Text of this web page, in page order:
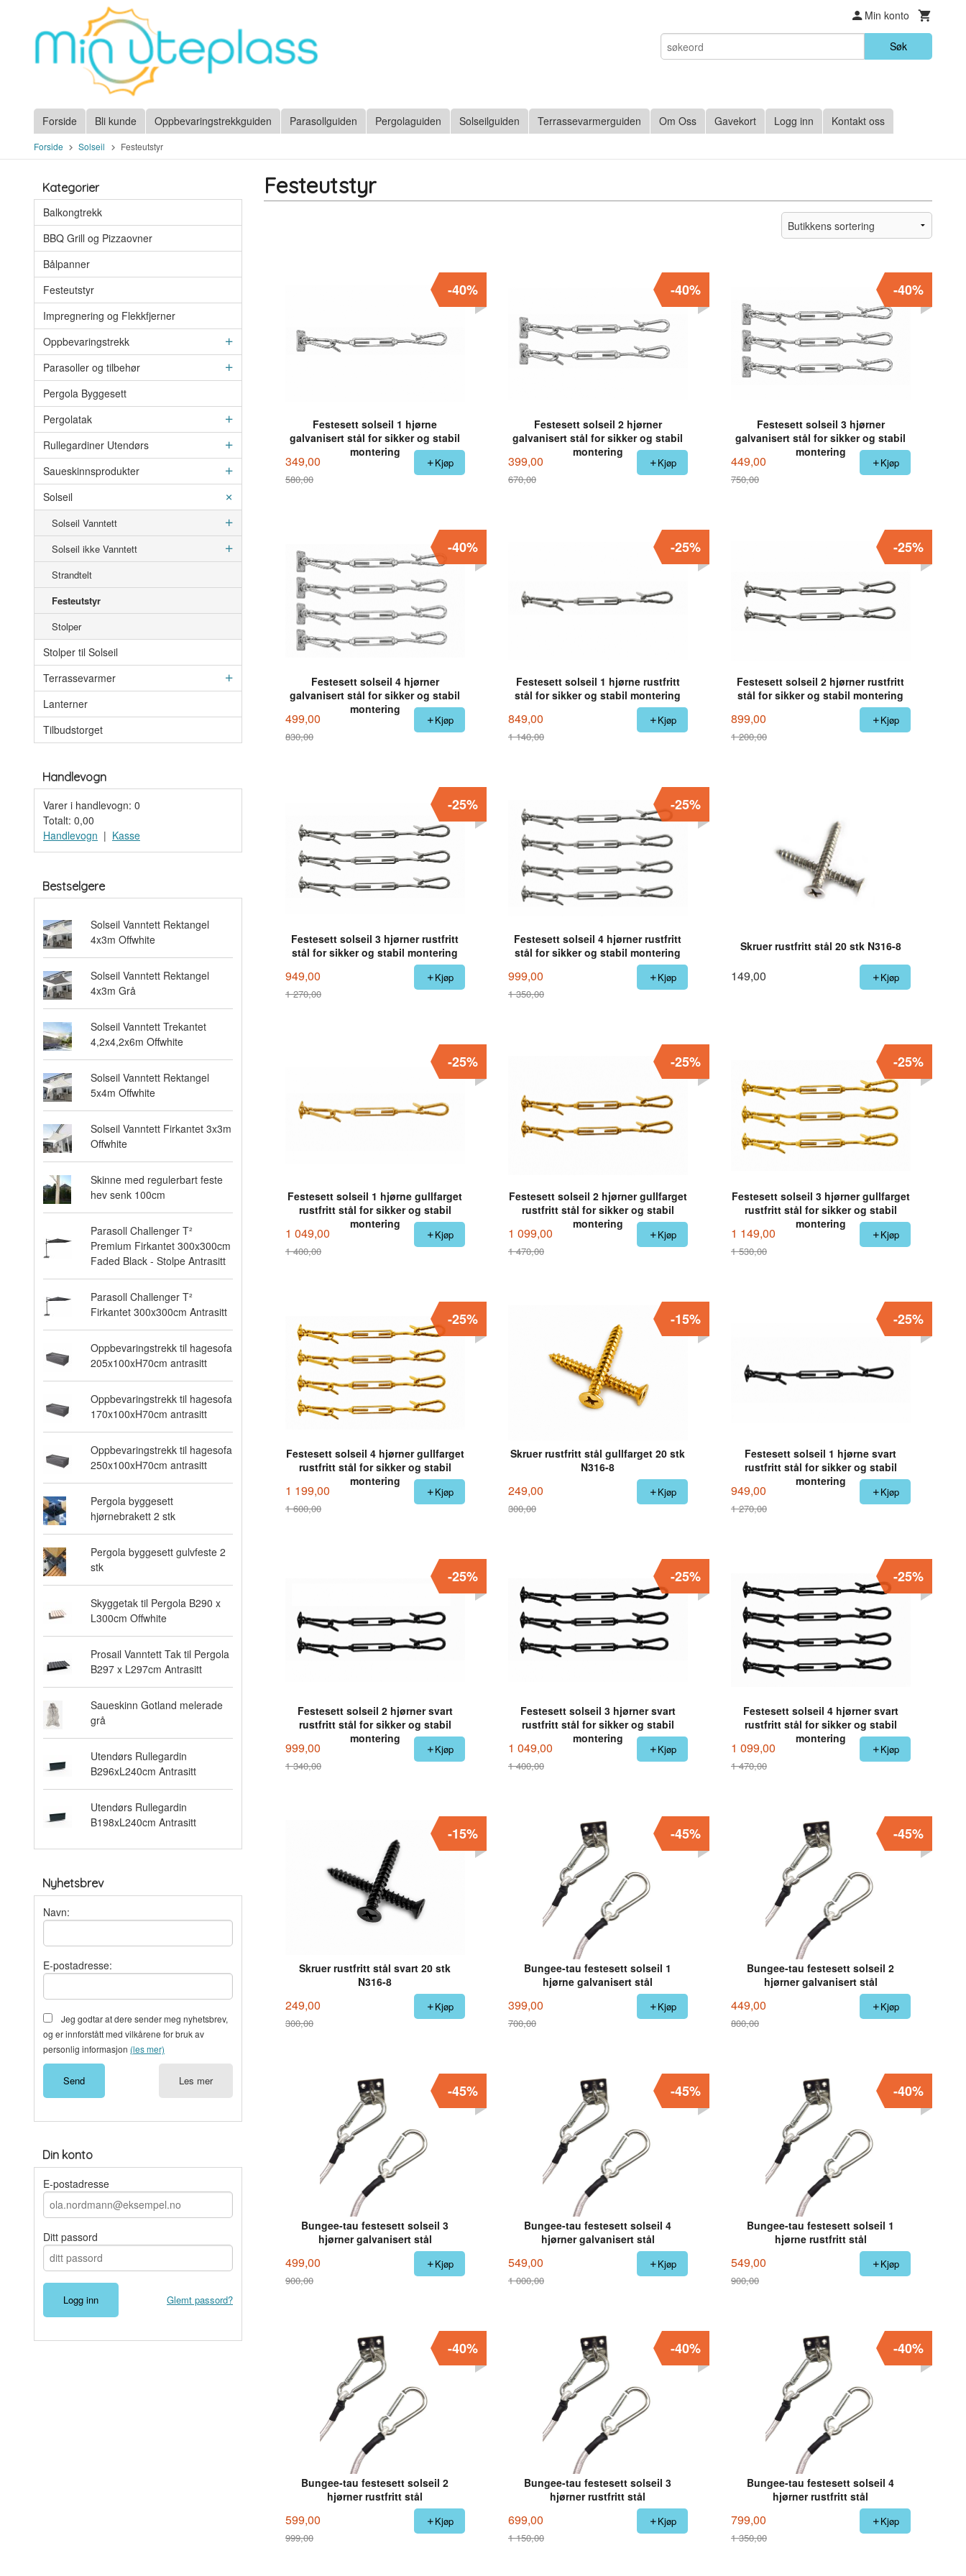
innholdet
Min konto
Søk
Forside Bli kunde Oppbevaringstrekkguiden Parasollguiden Pergolaguiden Solseilguiden Terrassevarmerguiden Om Oss Gavekort Logg inn Kontakt oss
Forside Solseil Festeutstyr
Kategorier
Balkongtrekk
BBQ Grill og Pizzaovner
Bålpanner
Festeutstyr
Impregnering og Flekkfjerner
Oppbevaringstrekk
Parasoller og tilbehør
Pergola Byggesett
Pergolatak
Rullegardiner Utendørs
Saueskinnsprodukter
Solseil
Solseil Vanntett
Solseil ikke Vanntett
Strandtelt
Festeutstyr
Stolper
Stolper til Solseil
Terrassevarmer
Lanterner
Tilbudstorget
Handlevogn
Varer i handlevogn: 0
Totalt: 0,00
Handlevogn | Kasse
Bestselgere
Solseil Vanntett Rektangel
4x3m Offwhite
Solseil Vanntett Rektangel
4x3m Grå
Solseil Vanntett Trekantet
4,2x4,2x6m Offwhite
Solseil Vanntett Rektangel
5x4m Offwhite
Solseil Vanntett Firkantet 3x3m
Offwhite
Skinne med regulerbart feste
hev senk 100cm
Parasoll Challenger T²
Premium Firkantet 300x300cm
Faded Black - Stolpe Antrasitt
Parasoll Challenger T²
Firkantet 300x300cm Antrasitt
Oppbevaringstrekk til hagesofa
205x100xH70cm antrasitt
Oppbevaringstrekk til hagesofa
170x100xH70cm antrasitt
Oppbevaringstrekk til hagesofa
250x100xH70cm antrasitt
Pergola byggesett
hjørnebrakett 2 stk
Pergola byggesett gulvfeste 2
stk
Skyggetak til Pergola B290 x
L300cm Offwhite
Prosail Vanntett Tak til Pergola
B297 x L297cm Antrasitt
Saueskinn Gotland melerade
grå
Utendørs Rullegardin
B296xL240cm Antrasitt
Utendørs Rullegardin
B198xL240cm Antrasitt
Nyhetsbrev
Navn:
E-postadresse:
Jeg godtar at dere sender meg nyhetsbrev,
og er innforstått med vilkårene for bruk av
personlig informasjon (les mer)
Les mer
Din konto
E-postadresse
Ditt passord
Glemt passord?
Festeutstyr
Festesett solseil 1 hjørne
galvanisert stål for sikker og stabil
montering
349,00
580,00
-40%
Kjøp
Festesett solseil 2 hjørner
galvanisert stål for sikker og stabil
montering
399,00
670,00
-40%
Kjøp
Festesett solseil 3 hjørner
galvanisert stål for sikker og stabil
montering
449,00
750,00
-40%
Kjøp
Festesett solseil 4 hjørner
galvanisert stål for sikker og stabil
montering
499,00
830,00
-40%
Kjøp
Festesett solseil 1 hjørne rustfritt
stål for sikker og stabil montering
849,00
1 140,00
-25%
Kjøp
Festesett solseil 2 hjørner rustfritt
stål for sikker og stabil montering
899,00
1 200,00
-25%
Kjøp
Festesett solseil 3 hjørner rustfritt
stål for sikker og stabil montering
949,00
1 270,00
-25%
Kjøp
Festesett solseil 4 hjørner rustfritt
stål for sikker og stabil montering
999,00
1 350,00
-25%
Kjøp
Skruer rustfritt stål 20 stk N316-8
149,00 Kjøp
Festesett solseil 1 hjørne gullfarget
rustfritt stål for sikker og stabil
montering
1 049,00
1 400,00
-25%
Kjøp
Festesett solseil 2 hjørner gullfarget
rustfritt stål for sikker og stabil
montering
1 099,00
1 470,00
-25%
Kjøp
Festesett solseil 3 hjørner gullfarget
rustfritt stål for sikker og stabil
montering
1 149,00
1 530,00
-25%
Kjøp
Festesett solseil 4 hjørner gullfarget
rustfritt stål for sikker og stabil
montering
1 199,00
1 600,00
-25%
Kjøp
Skruer rustfritt stål gullfarget 20 stk
N316-8
249,00
300,00
-15%
Kjøp
Festesett solseil 1 hjørne svart
rustfritt stål for sikker og stabil
montering
949,00
1 270,00
-25%
Kjøp
Festesett solseil 2 hjørner svart
rustfritt stål for sikker og stabil
montering
999,00
1 340,00
-25%
Kjøp
Festesett solseil 3 hjørner svart
rustfritt stål for sikker og stabil
montering
1 049,00
1 400,00
-25%
Kjøp
Festesett solseil 4 hjørner svart
rustfritt stål for sikker og stabil
montering
1 099,00
1 470,00
-25%
Kjøp
Skruer rustfritt stål svart 20 stk
N316-8
249,00
300,00
-15%
Kjøp
Bungee-tau festesett solseil 1
hjørne galvanisert stål
399,00
700,00
-45%
Kjøp
Bungee-tau festesett solseil 2
hjørner galvanisert stål
449,00
800,00
-45%
Kjøp
Bungee-tau festesett solseil 3
hjørner galvanisert stål
499,00
900,00
-45%
Kjøp
Bungee-tau festesett solseil 4
hjørner galvanisert stål
549,00
1 000,00
-45%
Kjøp
Bungee-tau festesett solseil 1
hjørne rustfritt stål
549,00
900,00
-40%
Kjøp
Bungee-tau festesett solseil 2
hjørner rustfritt stål
599,00
999,00
-40%
Kjøp
Bungee-tau festesett solseil 3
hjørner rustfritt stål
699,00
1 150,00
-40%
Kjøp
Bungee-tau festesett solseil 4
hjørner rustfritt stål
799,00
1 350,00
-40%
Kjøp